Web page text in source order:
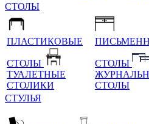
СТОЛЫ
ПЛАСТИКОВЫЕ
СТОЛЫ
ТУАЛЕТНЫЕ
СТОЛИКИ
СТОЛЫ
СТОЛЫ
СТУЛЬЯ